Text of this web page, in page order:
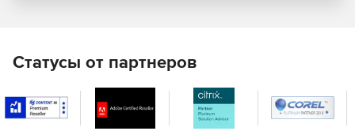
Ежегодно выпускается свыше 68 000 обновлений.
Слияние с новыми возможностями PostgreSQL
происходит быстрее всех на российском рынке.
Статусы от партнеров